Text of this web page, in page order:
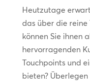
Heutzutage
das über die reine
können Sie ihnen
hervorragenden
Touchpoints und
bieten? Überlegen